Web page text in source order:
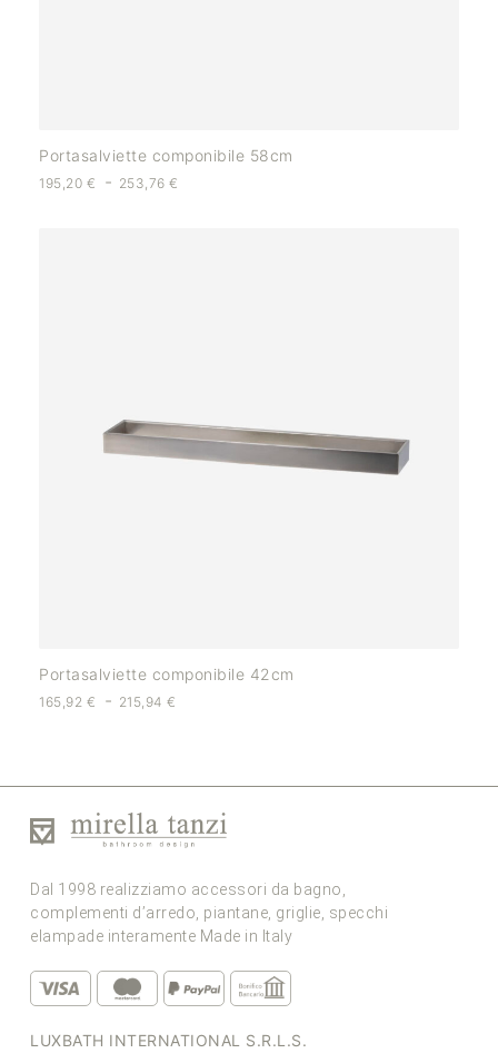
Portasalviette componibile 58cm
195,20 € - 253,76€
Portasalviette componibile 42cm
165,92 € - 215,94€
Dal 1998 realizziamo accessori da bagno,
complementi d’arredo, piantane, griglie, specchi
elampade interamente Made in Italy
LUXBATH INTERNATIONAL S.R.L.S.